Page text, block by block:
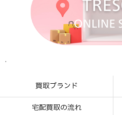
.
買取ブランド
宅配買取の流れ